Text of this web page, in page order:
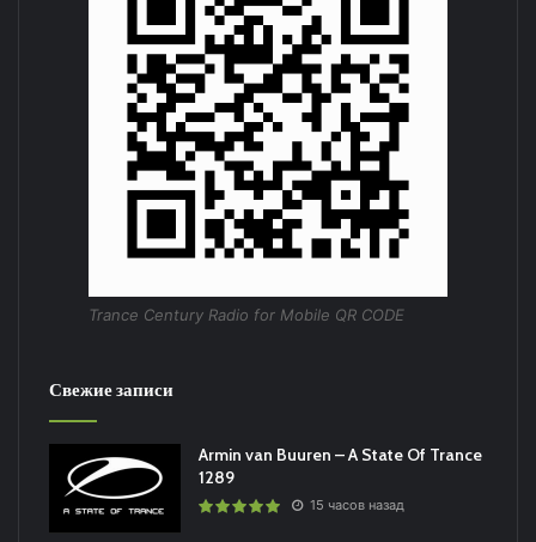
Trance Century Radio for Mobile QR CODE
Свежие записи
Armin van Buuren – A State Of Trance
1289
15 часов назад